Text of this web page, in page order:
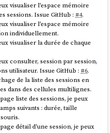
visualiser l'espace mémoire
sessions. Issue GitHub : #4.
visualiser l'espace mémoire
individuellement.
visualiser la durée de chaque
consulter, session par session,
utilisateur. Issue GitHub : #6.
de la liste des sessions en
dans des cellules multilignes.
liste des sessions, je peux
suivants : durée, taille
détail d'une session, je peux